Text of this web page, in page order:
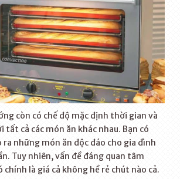
còn có chế độ mặc định thời gian và
tất cả các món ăn khác nhau. Bạn có
những món ăn độc đáo cho gia đình
Tuy nhiên, vấn đề đáng quan tâm
là giá cả không hề rẻ chút nào cả.